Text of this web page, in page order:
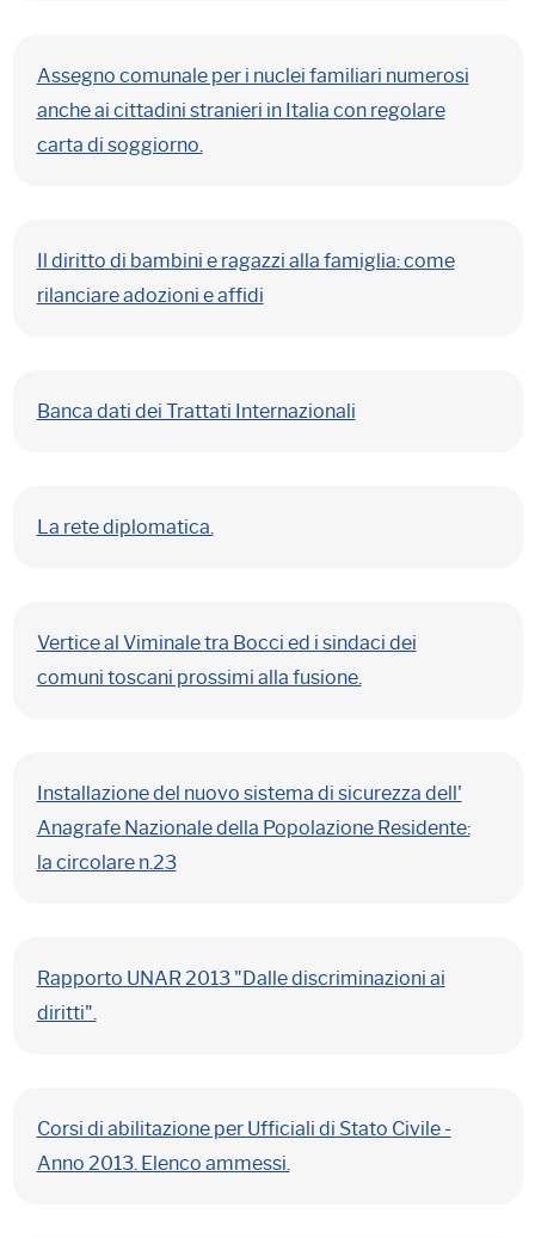
Assegno comunale per i nuclei familiari numerosi
anche ai cittadini stranieri in Italia con regolare
carta di soggiorno.
Il diritto di bambini e ragazzi alla famiglia: come
rilanciare adozioni e affidi
Banca dati dei Trattati Internazionali
La rete diplomatica.
Vertice al Viminale tra Bocci ed i sindaci dei
comuni toscani prossimi alla fusione.
Installazione del nuovo sistema di sicurezza dell'
Anagrafe Nazionale della Popolazione Residente:
la circolare n.23
Rapporto UNAR 2013 "Dalle discriminazioni ai
diritti".
Corsi di abilitazione per Ufficiali di Stato Civile -
Anno 2013. Elenco ammessi.